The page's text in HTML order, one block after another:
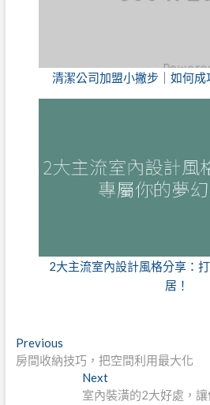
清潔公司加盟小撇步｜如何成
2大主流室內設計風格分享：
居！
文
章
PreviousPrevious
post:
房間收納技巧，把空間利用最大化
NextNext
post:
室內裝潢的2大好處，